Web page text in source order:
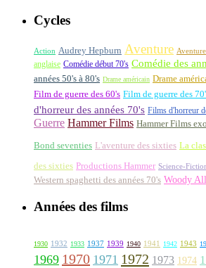
Cycles
Action Audrey Hepburn Aventure
anglaise Comédie début 70's Comédie des
années 50's à 80's Drame américain Drame
Film de guerre des 60's Film de guerre des
d'horreur des années 70's Films d'horreur
Guerre Hammer Films Hammer Films
Bond seventies L'aventure des sixties La
des sixties Productions Hammer Science-
Western spaghetti des années 70's Woody
Années des films
1930 1932 1933 1937 1939 1940 1941 1942 1943
1969 1970 1971 1972 1973 1974